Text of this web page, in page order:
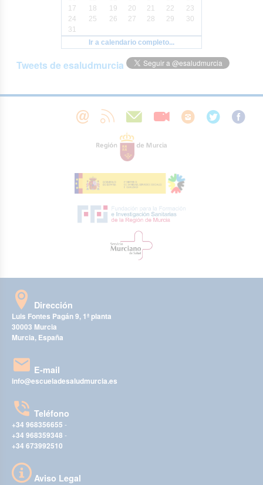
17
18 19 20 21 22
23
24
25 26 27 28 29
30
31
Ir a calendario completo...
Tweets de esaludmurcia
Dirección
Luis Fontes Pagán 9, 1ª planta
30003 Murcia
Murcia, España
E-mail
info@escueladesaludmurcia.es
Teléfono
+34 968356655 -
+34 968359348 -
+34 673992510
Aviso Legal